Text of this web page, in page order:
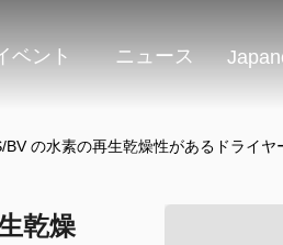
ベント ニュース
の水素の再生乾燥性があるドライヤ
乾燥